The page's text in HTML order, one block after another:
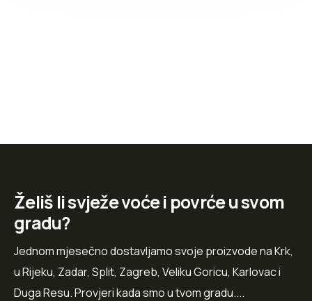
Želiš li svježe voće i povrće u svom
gradu?
Jednom mjesečno dostavljamo svoje proizvode na Krk,
u Rijeku, Zadar, Split, Zagreb, Veliku Goricu, Karlovac i
Duga Resu. Provjeri kada smo u tvom gradu....